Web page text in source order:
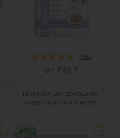
( 145)
от 740 ₸
Jarvi пауч для домашних
кошек (кусочки в желе)